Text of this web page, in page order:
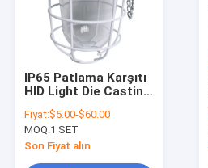
IP65 Patlama Karşıtı
HID Light Die Casting
aralığı Eksi 40 ila 50
derece Tehlikeli
alanlar için
tasarlanmıştır
Fiyat:$5.00-$60.00
MOQ:1 SET
Son Fiyat alın